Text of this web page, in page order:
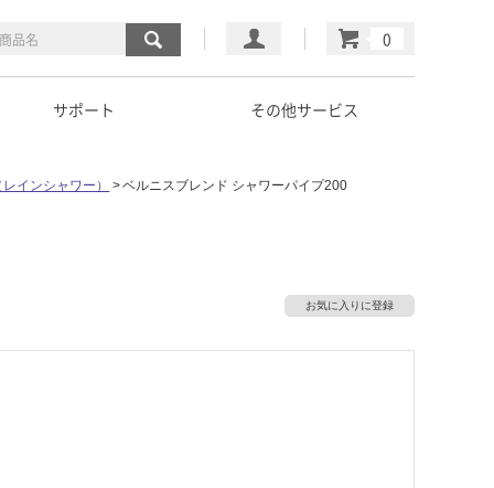
マイページ
カート
サポート その他サービス
インシャワー） ベルニスブレンド シャワーパイプ200
お気に入りに登録